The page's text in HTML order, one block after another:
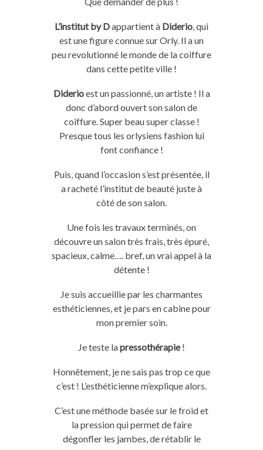
L’institut by Dappartient à Diderio, qui
est une figure connue sur Orly. Il a un
peu revolutionné le monde de la coiffure
dans cette petite ville !
Diderioest un passionné, un artiste ! Il a
donc d’abord ouvert son salon de
coiffure. Super beau super classe !
Presque tous les orlysiens fashion lui
font confiance !
Puis, quand l’occasion s’est présentée, il
a racheté l’institut de beauté juste à
côté de son salon.
Une fois les travaux terminés, on
découvre un salon très frais, très épuré,
spacieux, calme…. bref, un vrai appel à la
détente !
Je suis accueillie par les charmantes
esthéticiennes, et je pars en cabine pour
mon premier soin.
Je teste lapressothérapie!
Honnêtement, je ne sais pas trop ce que
c’est ! L’esthéticienne m’explique alors.
C’est une méthode basée sur le froid et
la pression qui permet de faire
dégonfler les jambes, de rétablir le